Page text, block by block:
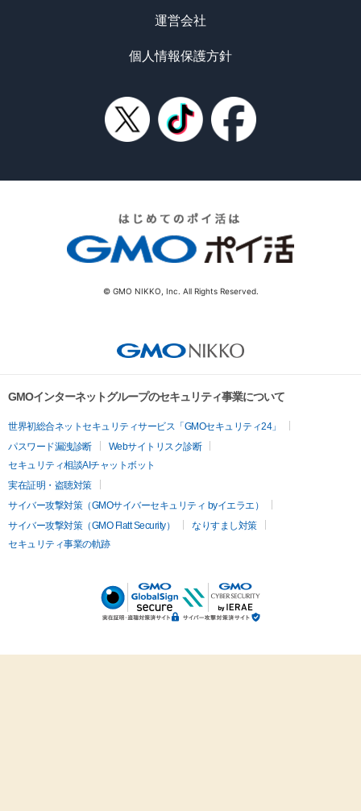
運営会社
個人情報保護方針
© GMO NIKKO, Inc. All Rights Reserved.
GMOインターネットグループのセキュリティ事業について
世界初総合ネットセキュリティサービス「GMOセキュリティ24」
パスワード漏洩診断
Webサイトリスク診断
セキュリティ相談AIチャットボット
実在証明・盗聴対策
サイバー攻撃対策（GMOサイバーセキュリティ byイエラエ）
サイバー攻撃対策（GMO Flatt Security）
なりすまし対策
セキュリティ事業の軌跡